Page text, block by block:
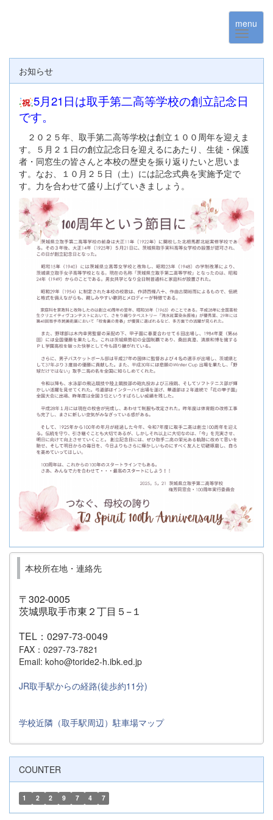
menu
お知らせ
5月21日は取手第二高等学校の創立記念日
です。
２０２５年、取手第二高等学校は創立１００周年を迎えま
す。５月２１日の創立記念日を迎えるにあたり、生徒・保護
者・同窓生の皆さんと本校の歴史を振り返りたいと思いま
す。なお、１０月２５日（土）には記念式典を実施予定で
す。力を合わせて盛り上げていきましょう。
本校所在地・連絡先
〒302-0005
茨城県取手市東２丁目５−１
TEL：0297-73-0049
FAX：0297-73-7821
Email: koho@toride2-h.ibk.ed.jp
JR取手駅からの経路(徒歩約11分)
学校近隣（取手駅周辺）駐車場マップ
COUNTER
1 2 2 9 7 4 7